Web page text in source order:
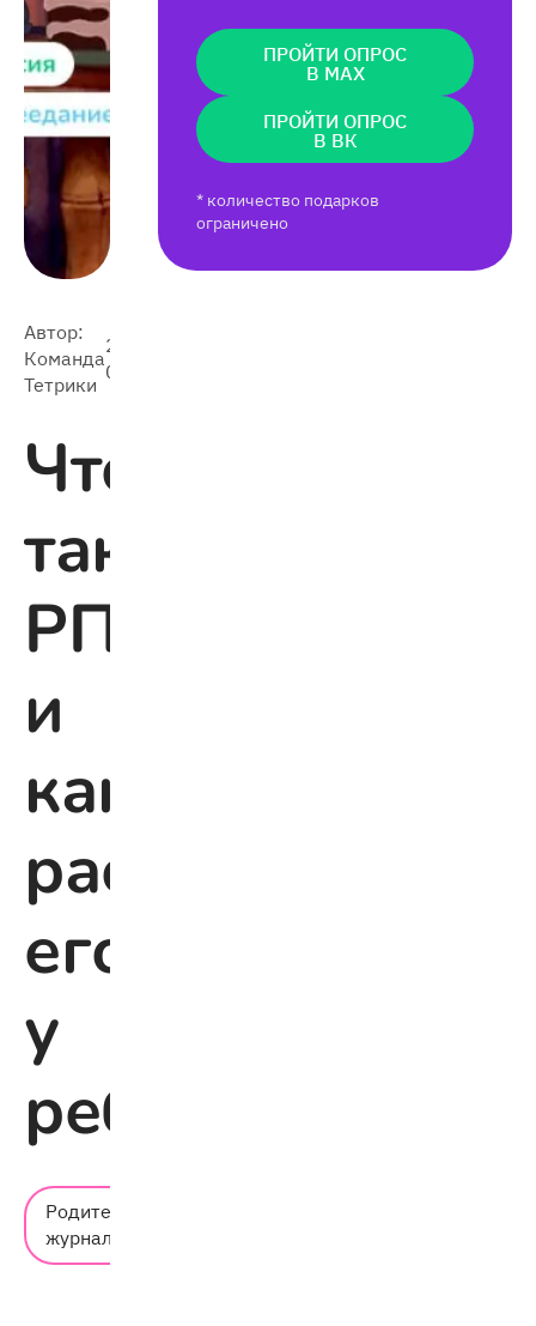
Автор:
Команда
Тетрики
2024-
03-25
Что
такое
РПП
и
как
распознать
его
у
ребёнка
Родительский
журнал
ПРОЙТИ ОПРОС
В MAX
ПРОЙТИ ОПРОС
В ВК
* количество подарков
ограничено